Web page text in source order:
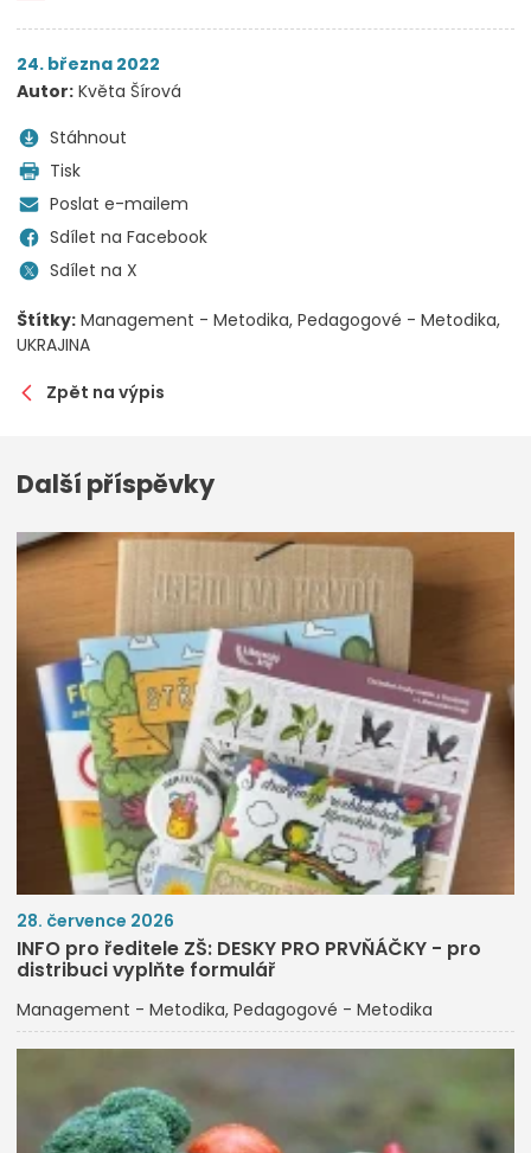
24. března 2022
Autor: Květa Šírová
Stáhnout
Tisk
Poslat e-mailem
Sdílet na Facebook
Sdílet na X
Štítky: Management - Metodika Pedagogové - Metodika
UKRAJINA
Zpět na výpis
Další příspěvky
28. července 2026
INFO pro ředitele ZŠ: DESKY PRO PRVŇÁČKY - pro
distribuci vyplňte formulář
Management - Metodika Pedagogové - Metodika